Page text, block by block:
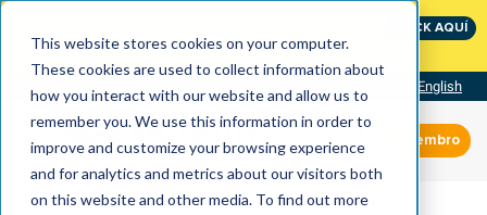
This website stores cookies on your computer.
These cookies are used to collect information about
how you interact with our website and allow us to
remember you. We use this information in order to
improve and customize your browsing experience
and for analytics and metrics about our visitors both
on this website and other media. To find out more
The Speed of Reliability
CLICK AQUÍ
English
Miembro